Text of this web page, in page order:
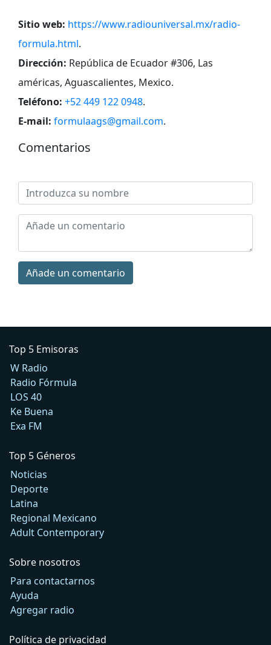
Sitio web: https://www.radiouniversal.mx/radio-
formula.html.
Dirección: República de Ecuador #306, Las
américas, Aguascalientes, Mexico.
Teléfono: +52 449 122 0948.
E-mail: formulaags@gmail.com.
Comentarios
Añade un comentario
Top 5 Emisoras
W Radio
Radio Fórmula
LOS 40
Ke Buena
Exa FM
Top 5 Géneros
Noticias
Deporte
Latina
Regional Mexicano
Adult Contemporary
Sobre nosotros
Para contactarnos
Ayuda
Agregar radio
Política de privacidad